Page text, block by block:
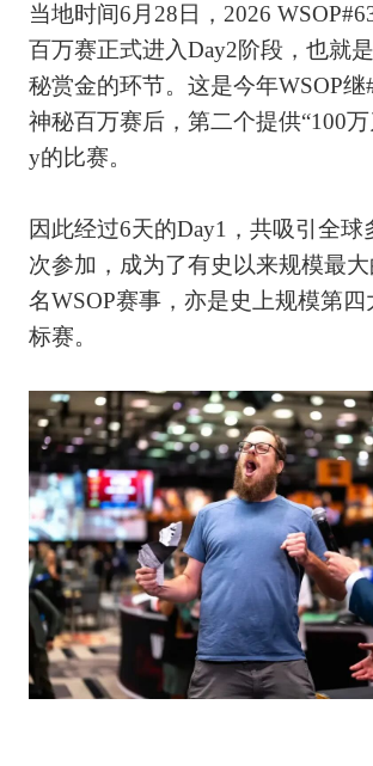
当地时间6月28日，2026
百万赛正式进入Day2阶段，也就
秘赏金的环节。这是今年WSOP继
神秘百万赛后，第二个提供“100
y的比赛。
因此经过6天的Day1，共吸引全球
次参加，成为了有史以来规模最
名WSOP赛事，亦是史上规模第四
标赛。